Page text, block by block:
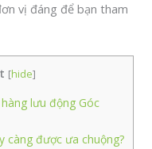
vị đáng để bạn tham
[hide]
lưu động Góc
càng được ưa chuộng?